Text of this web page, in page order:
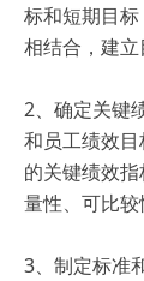
标和短期目
相结合，建立
2、确定关键
和员工绩效
的关键绩效
量性、可比较
3、制定标准